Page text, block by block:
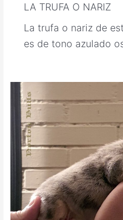
LA TRUFA O NARIZ
La trufa o nariz de
es de tono azulado
blue
merle
tricolor